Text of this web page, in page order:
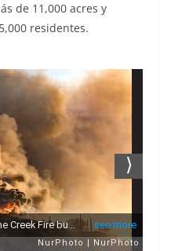
de 11,000 acres y
residentes.